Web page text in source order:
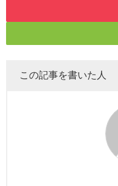
この記事を書いた人